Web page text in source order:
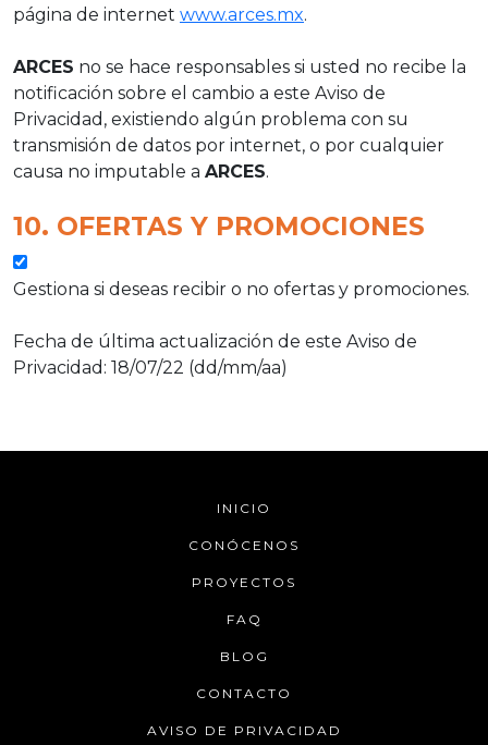
página de internet www.arces.mx.
ARCES no se hace responsables si usted no recibe la
notificación sobre el cambio a este Aviso de
Privacidad, existiendo algún problema con su
transmisión de datos por internet, o por cualquier
causa no imputable a ARCES.
10. OFERTAS Y PROMOCIONES
Gestiona si deseas recibir o no ofertas y promociones.
Fecha de última actualización de este Aviso de
Privacidad: 18/07/22 (dd/mm/aa)
INICIO
CONÓCENOS
PROYECTOS
FAQ
BLOG
CONTACTO
AVISO DE PRIVACIDAD